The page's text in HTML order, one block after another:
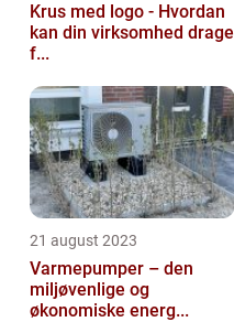
Krus med logo - Hvordan
kan din virksomhed drage
f...
21 august 2023
Varmepumper – den
miljøvenlige og
økonomiske energ...